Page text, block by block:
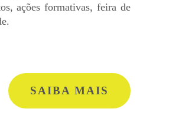
ações formativas, feira de
SAIBA MAIS